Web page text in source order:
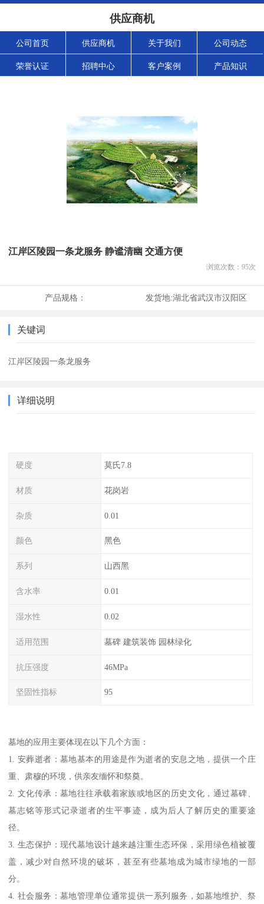
供应商机
公司首页 供应商机 关于我们 公司动态
荣誉认证 招聘中心 客户案例 产品知识
江岸区陵园一条龙服务 静谧清幽 交通方便
浏览次数： 95次
产品规格： 发货地:湖北省武汉市汉阳区
关键词
江岸区陵园一条龙服务
详细说明
硬度 莫氏7.8
材质 花岗岩
杂质 0.01
颜色 黑色
系列 山西黑
含水率 0.01
湿水性 0.02
适用范围 墓碑 建筑装饰 园林绿化
抗压强度 46MPa
坚固性指标 95
墓地的应用主要体现在以下几个方面：
1. 安葬逝者：墓地基本的用途是作为逝者的安息之地，提供一个庄
重、肃穆的环境，供亲友缅怀和祭奠。
2. 文化传承：墓地往往承载着家族或地区的历史文化，通过墓碑、
墓志铭等形式记录逝者的生平事迹，成为后人了解历史的重要途
径。
3. 生态保护：现代墓地设计越来越注重生态环保，采用绿色植被覆
盖，减少对自然环境的破坏，甚至有些墓地成为城市绿地的一部
分。
4. 社会服务：墓地管理单位通常提供一系列服务，如墓地维护、祭